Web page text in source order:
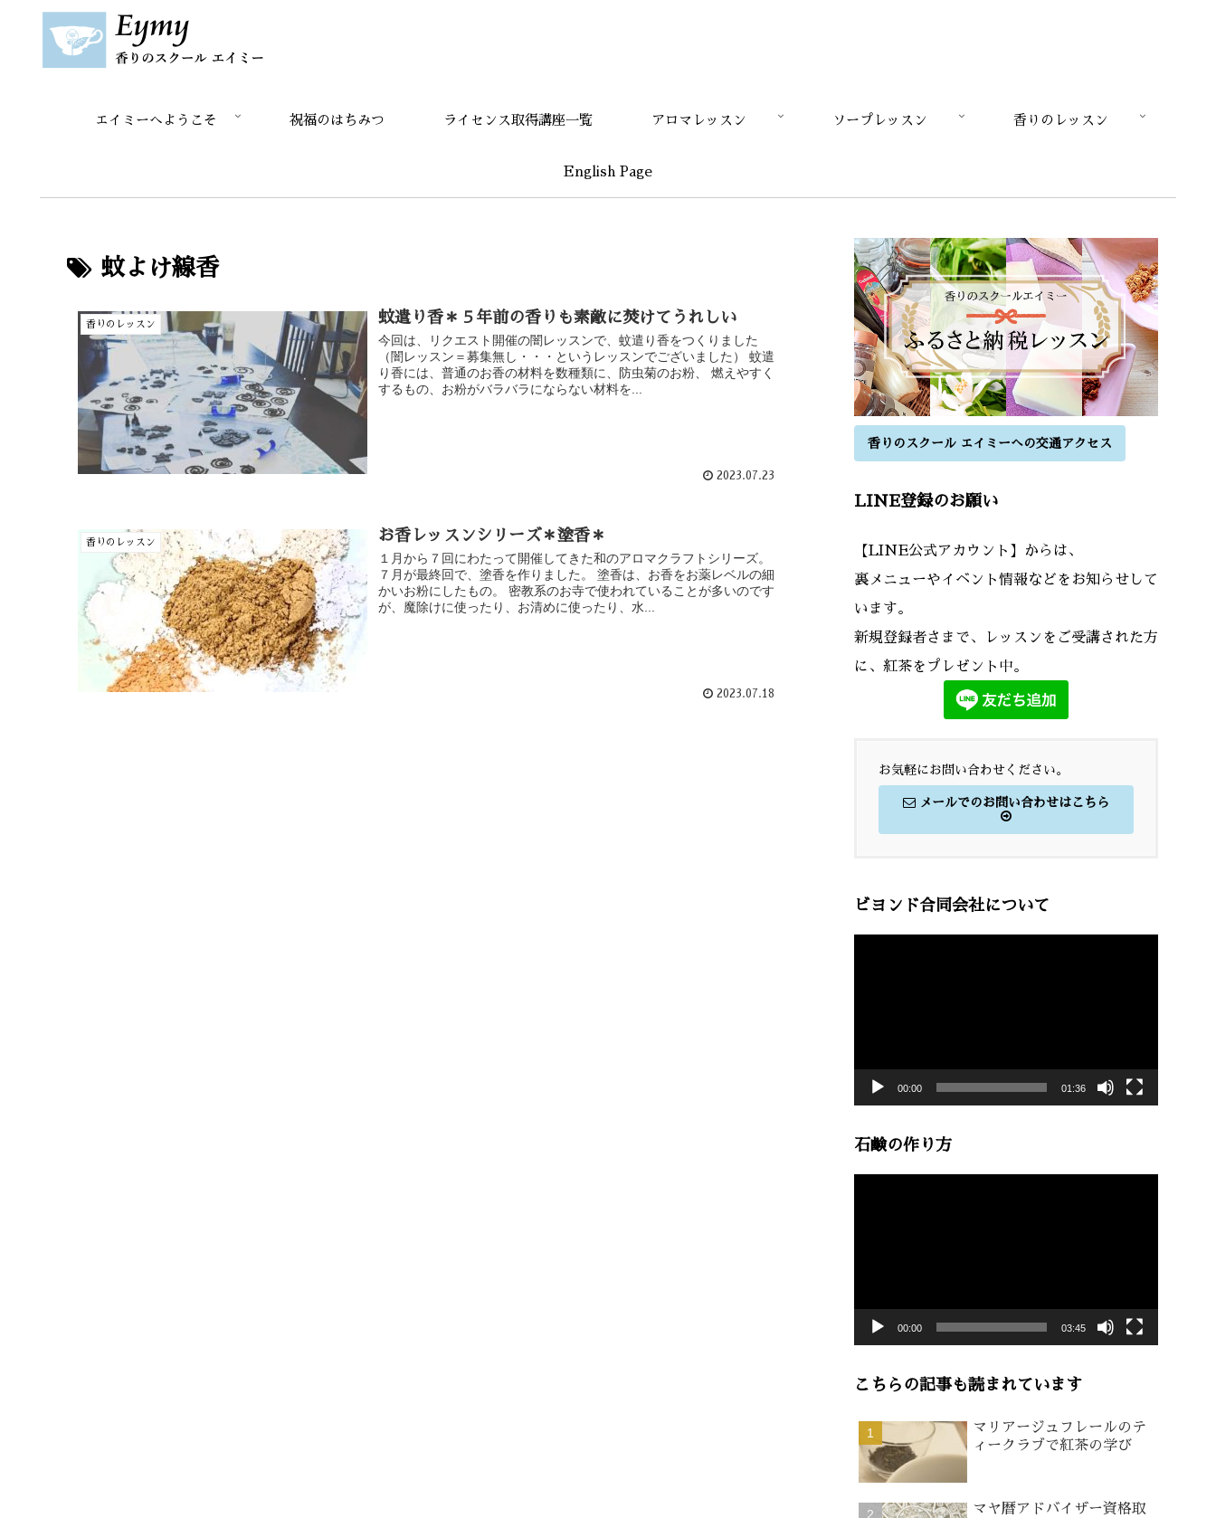
エイミーへようこそ 祝福のはちみつ ライセンス取得講座一覧 アロマレッスン ソープレッスン 香りのレッスン
English Page
蚊よけ線香
香りのレッスン 蚊遣り香＊５年前の香りも素敵に焚けてうれしい
今回は、リクエスト開催の闇レッスンで、蚊遣り香をつくりました
（闇レッスン＝募集無し・・・というレッスンでございました） 蚊遣
り香には、普通のお香の材料を数種類に、防虫菊のお粉、 燃えやすく
するもの、お粉がバラバラにならない材料を...
2023.07.23
香りのレッスン お香レッスンシリーズ＊塗香＊
１月から７回にわたって開催してきた和のアロマクラフトシリーズ。
７月が最終回で、塗香を作りました。 塗香は、お香をお薬レベルの細
かいお粉にしたもの。 密教系のお寺で使われていることが多いのです
が、魔除けに使ったり、お清めに使ったり、水...
2023.07.18
香りのスクール エイミーへの交通アクセス
LINE登録のお願い
【LINE公式アカウント】からは、
裏メニューやイベント情報などをお知らせして
います。
新規登録者さまで、レッスンをご受講された方
に、紅茶をプレゼント中。
お気軽にお問い合わせください。
メールでのお問い合わせはこちら
ビヨンド合同会社について
00:00 01:36
石鹸の作り方
00:00 03:45
こちらの記事も読まれています
マリアージュフレールのテ
ィークラブで紅茶の学び
マヤ暦アドバイザー資格取